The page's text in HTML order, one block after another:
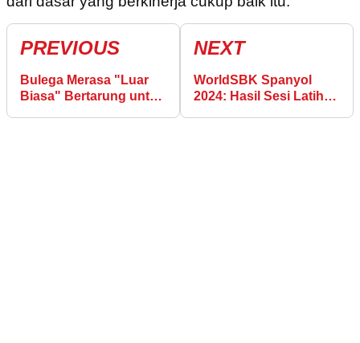
PREVIOUS
Bulega Merasa "Luar
Biasa" Bertarung untuk
NEXT
WorldSBK Spanyol
2024: Hasil Sesi Latihan